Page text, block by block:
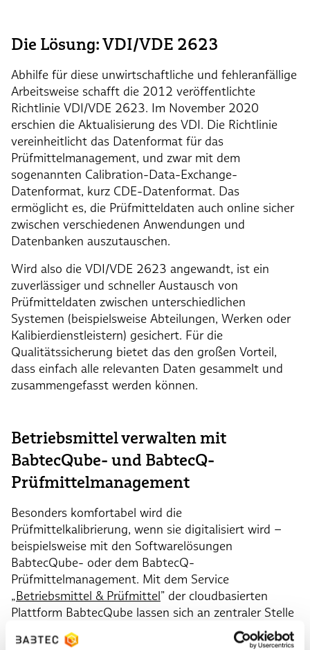
Die Lösung: VDI/VDE 2623
Abhilfe für diese unwirtschaftliche und fehleranfällige
Arbeitsweise schafft die 2012 veröffentlichte
Richtlinie VDI/VDE 2623. Im November 2020
erschien die Aktualisierung des VDI. Die Richtlinie
vereinheitlicht das Datenformat für das
Prüfmittelmanagement, und zwar mit dem
sogenannten Calibration-Data-Exchange-
Datenformat, kurz CDE-Datenformat. Das
ermöglicht es, die Prüfmitteldaten auch online sicher
zwischen verschiedenen Anwendungen und
Datenbanken auszutauschen.
Wird also die VDI/VDE 2623 angewandt, ist ein
zuverlässiger und schneller Austausch von
Prüfmitteldaten zwischen unterschiedlichen
Systemen (beispielsweise Abteilungen, Werken oder
Kalibierdienstleistern) gesichert. Für die
Qualitätssicherung bietet das den großen Vorteil,
dass einfach alle relevanten Daten gesammelt und
zusammengefasst werden können.
Betriebsmittel verwalten mit
BabtecQube- und BabtecQ-
Prüfmittelmanagement
Besonders komfortabel wird die
Prüfmittelkalibrierung, wenn sie digitalisiert wird –
beispielsweise mit den Softwarelösungen
BabtecQube- oder dem BabtecQ-
Prüfmittelmanagement. Mit dem Service
„Betriebsmittel & Prüfmittel” der cloudbasierten
Plattform BabtecQube lassen sich an zentraler Stelle
alle Stammdaten pflegen, die Betriebsmittel
überwachen und die Einsatzfähigkeit sichern. Als